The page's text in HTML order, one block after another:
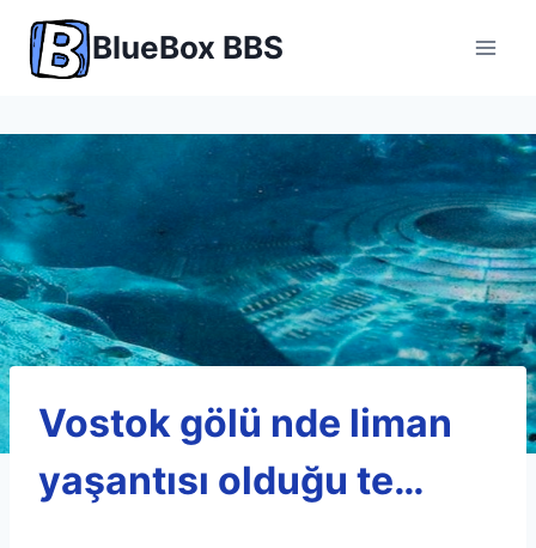
content
BlueBox BBS
Vostok gölü nde liman
yaşantısı olduğu te…